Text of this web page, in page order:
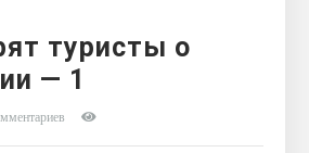
туристы о
— 1